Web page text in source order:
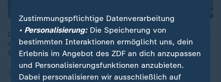
Der Wehrdienst in der Bundeswehr soll weiterhin freiwillig sein,
doch falls sich wenige melden, soll es verpflichtende
Elemente geben. Andrea Maurer erklärt das Modell.
14.10.2025 | 1:27 min
Zustimmungspflichtige Datenverarbeitung
• Personalisierung:Die Speicherung von
bestimmten Interaktionen ermöglicht uns, dein
Erlebnis im Angebot des ZDF an dich anzupassen
und Personalisierungsfunktionen anzubieten.
Dabei personalisieren wir ausschließlich auf